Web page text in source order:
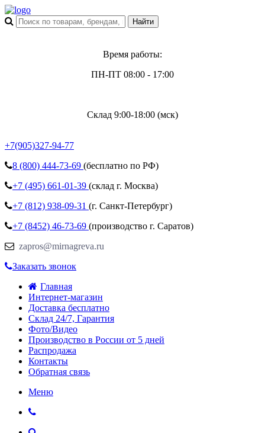
Время работы:
ПН-ПТ 08:00 - 17:00
Склад 9:00-18:00 (мск)
+7(905)327-94-77
8 (800) 444-73-69 (бесплатно по РФ)
+7 (495) 661-01-39 (склад г. Москва)
+7 (812) 938-09-31 (г. Санкт-Петербург)
+7 (8452) 46-73-69 (производство г. Саратов)
zapros@mirnagreva.ru
Заказать звонок
Главная
Интернет-магазин
Доставка бесплатно
Склад 24/7, Гарантия
Фото/Видео
Производство в России от 5 дней
Распродажа
Контакты
Обратная связь
Меню